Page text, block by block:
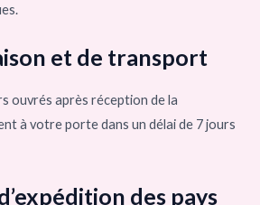
et de transport
ouvrés après réception de la
à votre porte dans un délai de 7 jours
des pays